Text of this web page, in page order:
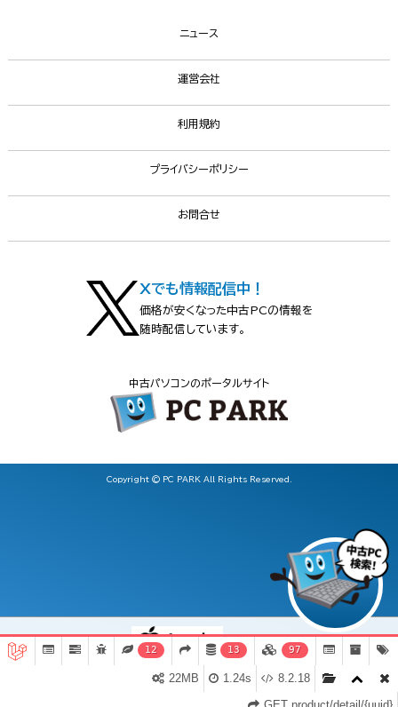
iPhoneSE364GBSIMフリースターライト（Apple A15
(3.2+1.8GHz) / iOS ）
お気入り登録
ニュース
運営会社
利用規約
プライバシーポリシー
お問合せ
Xでも情報配信中！
価格が安くなった中古PCの情報を
随時配信しています。
中古パソコンのポータルサイト
Copyright © PC PARK All Rights Reserved.
12 13 97
8.2.18
1.24s
22MB